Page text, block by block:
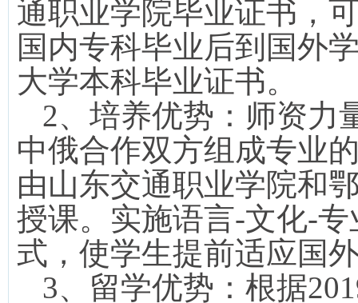
通职业学院毕业证书，
国内专科毕业后到国外
大学本科毕业证书。
2、培养优势：师资力
中俄合作双方组成专业
由山东交通职业学院和
授课。实施语言-文化-专
式，使学生提前适应国
3、留学优势：根据